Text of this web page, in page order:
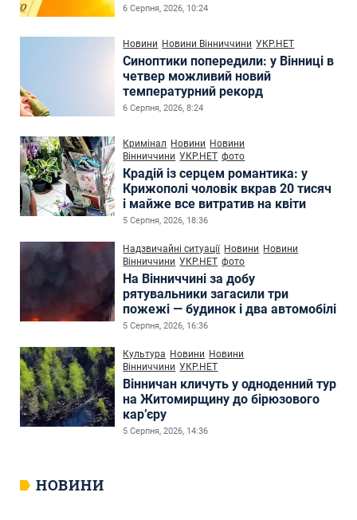
6 Серпня, 2026, 10:24
Новини Новини Вінниччини УКР.НЕТ
Синоптики попередили: у Вінниці в
четвер можливий новий
температурний рекорд
6 Серпня, 2026, 8:24
Кримінал Новини Новини
Вінниччини УКР.НЕТ фото
Крадій із серцем романтика: у
Крижополі чоловік вкрав 20 тисяч
і майже все витратив на квіти
5 Серпня, 2026, 18:36
Надзвичайні ситуації Новини Новини
Вінниччини УКР.НЕТ фото
На Вінниччині за добу
рятувальники загасили три
пожежі — будинок і два автомобілі
5 Серпня, 2026, 16:36
Культура Новини Новини
Вінниччини УКР.НЕТ
Вінничан кличуть у одноденний тур
на Житомирщину до бірюзового
кар’єру
5 Серпня, 2026, 14:36
НОВИНИ